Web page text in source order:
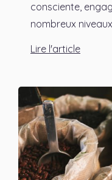
consciente,
nombreux
Lire l'article